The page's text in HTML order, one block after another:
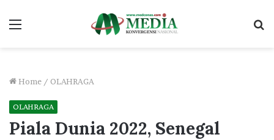
Menu
Home / OLAHRAGA
OLAHRAGA
Piala Dunia 2022, Senegal